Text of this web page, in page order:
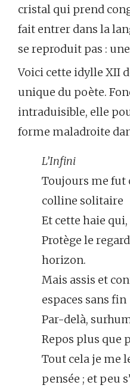
cristal qui prend
fait entrer dans la
se reproduit pas :
Voici cette idylle XII
unique du poète.
intraduisible, elle
forme maladroite
L’Infini
Toujours me fut
colline solitaire
Et cette haie
Protège le
horizon.
Mais assis et
espaces sans fin
Par-delà,
Repos plus que
Tout cela je me
pensée ; et peu